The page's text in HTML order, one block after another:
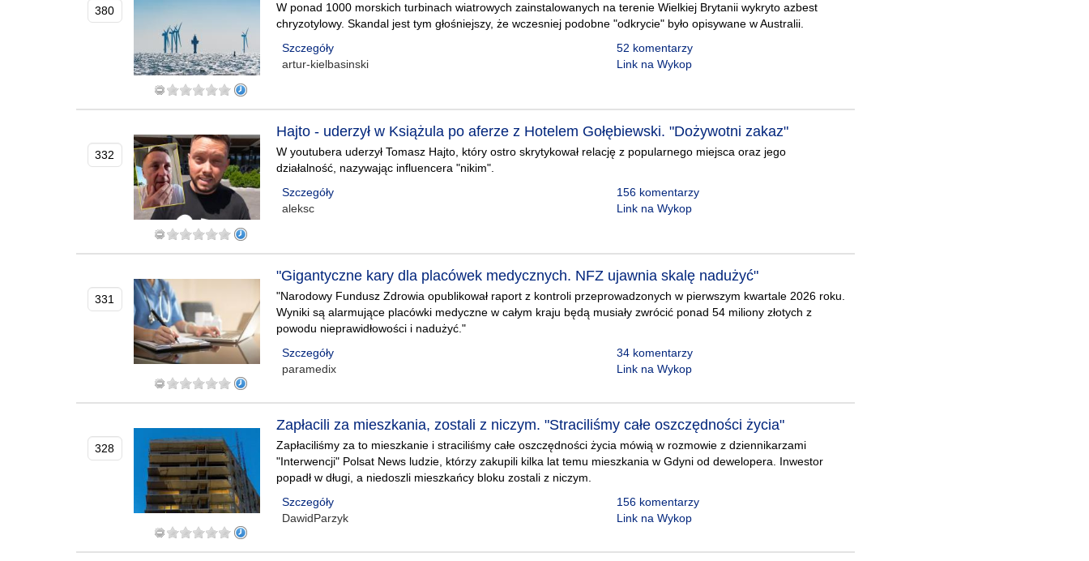
380
W ponad 1000 morskich turbinach wiatrowych zainstalowanych na terenie Wielkiej Brytanii wykryto azbest
chryzotylowy. Skandal jest tym głośniejszy, że wczesniej podobne "odkrycie" było opisywane w Australii.
Szczegóły
artur-kielbasinski
52 komentarzy
Link na Wykop
332
Hajto - uderzył w Książula po aferze z Hotelem Gołębiewski. "Dożywotni zakaz"
W youtubera uderzył Tomasz Hajto, który ostro skrytykował relację z popularnego miejsca oraz jego
działalność, nazywając influencera "nikim".
Szczegóły
aleksc
156 komentarzy
Link na Wykop
331
"Gigantyczne kary dla placówek medycznych. NFZ ujawnia skalę nadużyć"
"Narodowy Fundusz Zdrowia opublikował raport z kontroli przeprowadzonych w pierwszym kwartale 2026 roku.
Wyniki są alarmujące placówki medyczne w całym kraju będą musiały zwrócić ponad 54 miliony złotych z
powodu nieprawidłowości i nadużyć."
Szczegóły
paramedix
34 komentarzy
Link na Wykop
328
Zapłacili za mieszkania, zostali z niczym. "Straciliśmy całe oszczędności życia"
Zapłaciliśmy za to mieszkanie i straciliśmy całe oszczędności życia mówią w rozmowie z dziennikarzami
"Interwencji" Polsat News ludzie, którzy zakupili kilka lat temu mieszkania w Gdyni od dewelopera. Inwestor
popadł w długi, a niedoszli mieszkańcy bloku zostali z niczym.
Szczegóły
DawidParzyk
156 komentarzy
Link na Wykop